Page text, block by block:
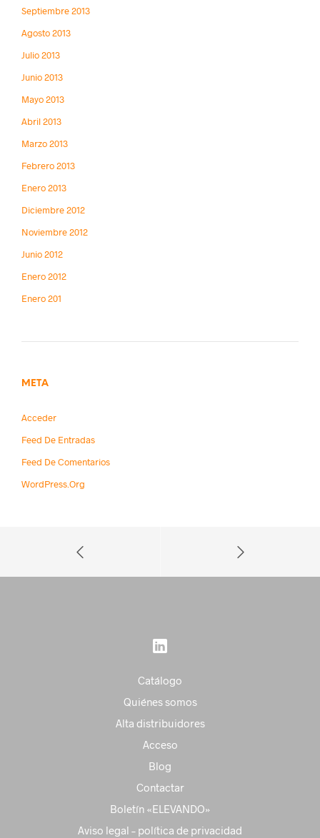
Septiembre 2013
Agosto 2013
Julio 2013
Junio 2013
Mayo 2013
Abril 2013
Marzo 2013
Febrero 2013
Enero 2013
Diciembre 2012
Noviembre 2012
Junio 2012
Enero 2012
Enero 201
META
Acceder
Feed De Entradas
Feed De Comentarios
WordPress.org
Catálogo
Quiénes somos
Alta distribuidores
Acceso
Blog
Contactar
Boletín «ELEVANDO»
Aviso legal – política de privacidad